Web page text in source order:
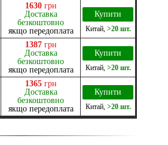
1630 грн
Доставка
безкоштовно
якщо передоплата
Купити
Китай, >20 шт.
1387 грн
Доставка
безкоштовно
якщо передоплата
Купити
Китай, >20 шт.
1365 грн
Доставка
безкоштовно
якщо передоплата
Купити
Китай, >20 шт.